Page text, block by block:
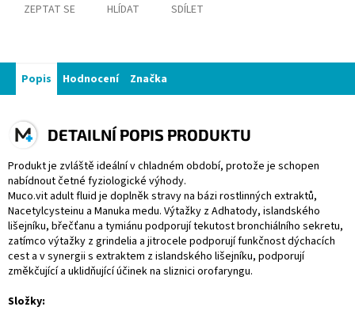
ZEPTAT SE HLÍDAT SDÍLET
Popis Hodnocení Značka
DETAILNÍ POPIS PRODUKTU
Produkt je zvláště ideální v chladném období, protože je schopen
nabídnout četné fyziologické výhody.
Muco.vit adult fluid je doplněk stravy na bázi rostlinných extraktů,
Nacetylcysteinu a Manuka medu. Výtažky z Adhatody, islandského
lišejníku, břečťanu a tymiánu podporují tekutost bronchiálního sekretu,
zatímco výtažky z grindelia a jitrocele podporují funkčnost dýchacích
cest a v synergii s extraktem z islandského lišejníku, podporují
změkčující a uklidňující účinek na sliznici orofaryngu.
Složky: